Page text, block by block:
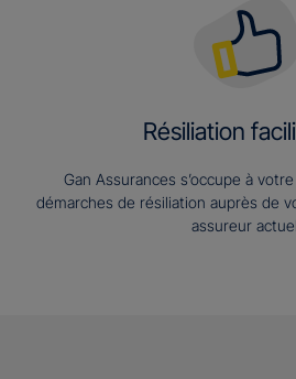
Résiliation
Gan Assurances s’occupe à
démarches de résiliation auprès de
assureur